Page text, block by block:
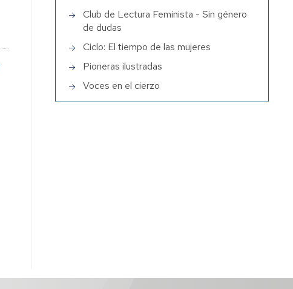
Club de Lectura Feminista - Sin género
de dudas
Ciclo: El tiempo de las mujeres
Pioneras ilustradas
Voces en el cierzo